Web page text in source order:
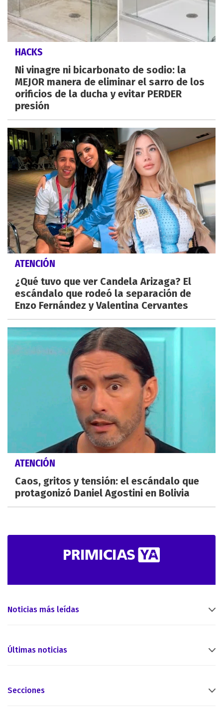
HACKS
Ni vinagre ni bicarbonato de sodio: la
MEJOR manera de eliminar el sarro de los
orificios de la ducha y evitar PERDER
presión
ATENCIÓN
¿Qué tuvo que ver Candela Arizaga? El
escándalo que rodeó la separación de
Enzo Fernández y Valentina Cervantes
ATENCIÓN
Caos, gritos y tensión: el escándalo que
protagonizó Daniel Agostini en Bolivia
Noticias más leídas
Últimas noticias
Secciones